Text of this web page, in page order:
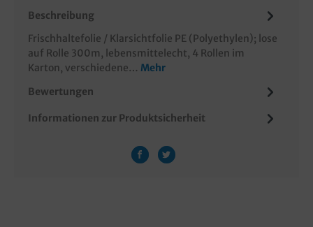
Beschreibung
Frischhaltefolie / Klarsichtfolie PE (Polyethylen); lose
auf Rolle 300m, lebensmittelecht, 4 Rollen im
Karton, verschiedene… Mehr
Bewertungen
Informationen zur Produktsicherheit